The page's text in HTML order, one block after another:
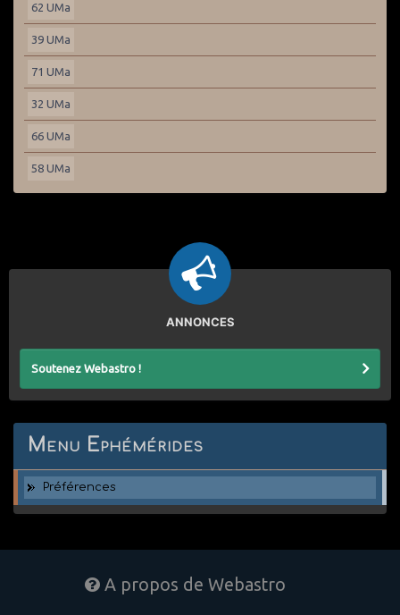
62 UMa
39 UMa
71 UMa
32 UMa
66 UMa
58 UMa
ANNONCES
Soutenez Webastro !
Menu Ephémérides
Préférences
A propos de Webastro